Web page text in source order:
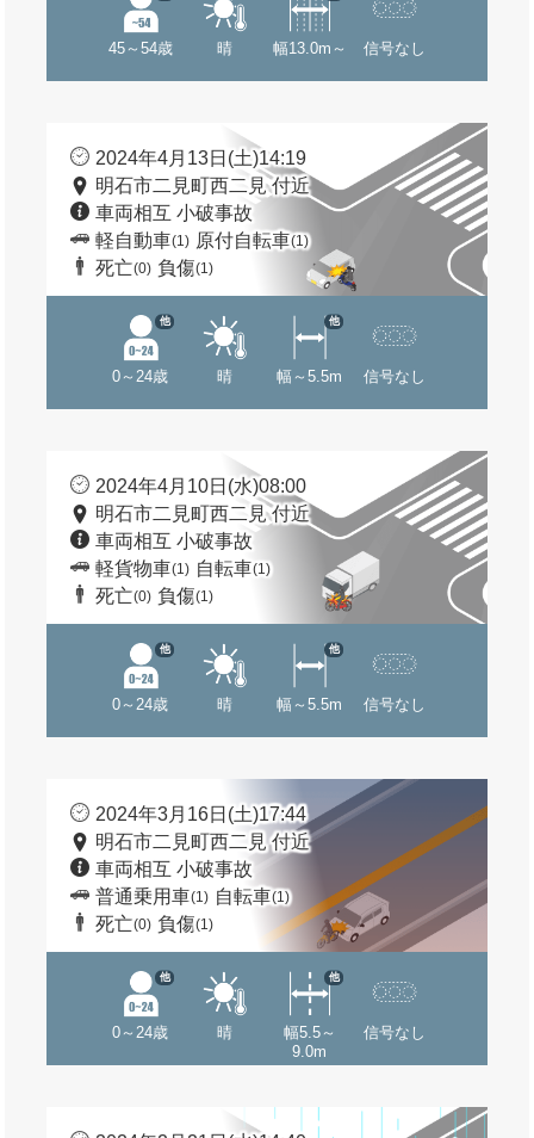
45～54歳 晴 幅13.0m～ 信号なし
2024年4月13日(土)14:19
明石市二見町西二見 付近
車両相互 小破事故
軽自動車(1) 原付自転車(1)
死亡(0) 負傷(1)
0～24歳
他
晴 幅～5.5m
他
信号なし
2024年4月10日(水)08:00
明石市二見町西二見 付近
車両相互 小破事故
軽貨物車(1) 自転車(1)
死亡(0) 負傷(1)
0～24歳
他
晴 幅～5.5m
他
信号なし
2024年3月16日(土)17:44
明石市二見町西二見 付近
車両相互 小破事故
普通乗用車(1) 自転車(1)
死亡(0) 負傷(1)
0～24歳
他
晴
幅5.5～
9.0m
他
信号なし